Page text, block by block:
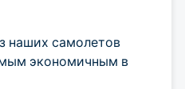
наших самолетов
экономичным в